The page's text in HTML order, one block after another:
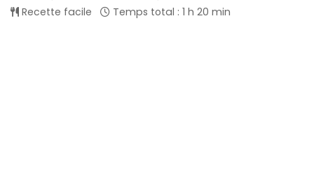
Recette facile Temps total : 1 h 20 min